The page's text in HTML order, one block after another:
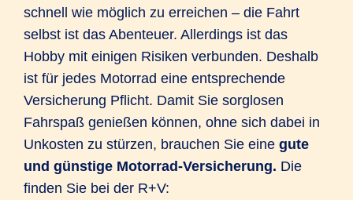
schnell wie möglich zu erreichen – die Fahrt
selbst ist das Abenteuer. Allerdings ist das
Hobby mit einigen Risiken verbunden. Deshalb
ist für jedes Motorrad eine entsprechende
Versicherung Pflicht. Damit Sie sorglosen
Fahrspaß genießen können, ohne sich dabei in
Unkosten zu stürzen, brauchen Sie eine gute
und günstige Motorrad-Versicherung. Die
finden Sie bei der R+V: